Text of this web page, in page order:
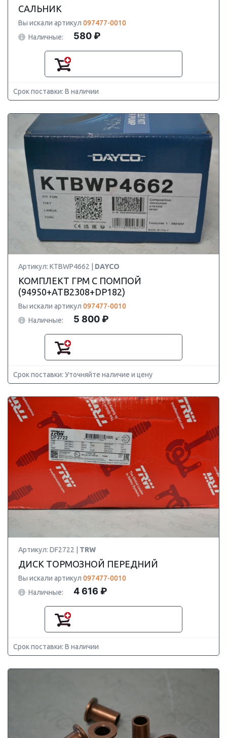
САЛЬНИК
Вы искали артикул 097477-0010
Наличные:
580 ₽
Срок поставки: В наличии
Артикул: KTBWP4662 | DAYCO
КОМПЛЕКТ ГРМ С ПОМПОЙ
(94950+ATB2308+DP182)
Вы искали артикул 097477-0010
Наличные:
5 800 ₽
Срок поставки: Уточняйте наличие и цену
Артикул: DF2722 | TRW
ДИСК ТОРМОЗНОЙ ПЕРЕДНИЙ
Вы искали артикул 097477-0010
Наличные:
4 616 ₽
Срок поставки: В наличии